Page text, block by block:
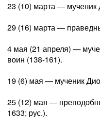
23 (10) марта — мученик
29 (16) марта —
4 мая (21 апреля) —
воин (138-161).
19 (6) мая — мученик
25 (12) мая —
1633; рус.).